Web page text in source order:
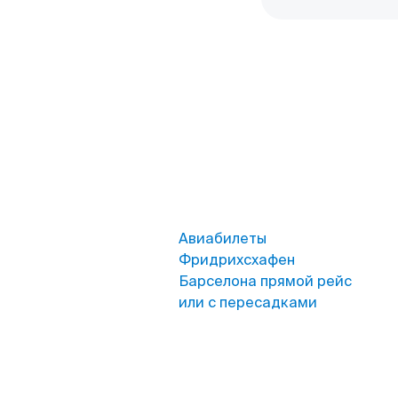
Авиабилеты
Фридрихсхафен
Барселона прямой рейс
или с пересадками